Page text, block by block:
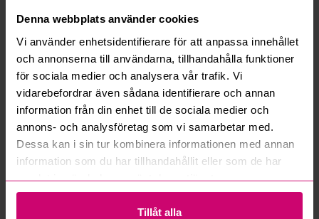
Denna webbplats använder cookies
Vi använder enhetsidentifierare för att anpassa innehållet
och annonserna till användarna, tillhandahålla funktioner
för sociala medier och analysera vår trafik. Vi
vidarebefordrar även sådana identifierare och annan
information från din enhet till de sociala medier och
annons- och analysföretag som vi samarbetar med.
Dessa kan i sin tur kombinera informationen med annan
information som du har tillhandahållit eller som de har
samlat in när du har använt deras tjänster.
Tillåt alla
Kan ni frakta mina vunna objekt?
Läs fler frågor och svar
Mer från samma kategori
Oanvänd